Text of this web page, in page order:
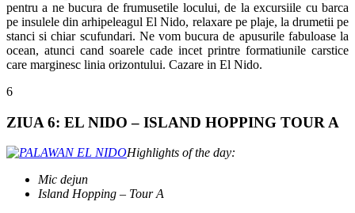
pentru a ne bucura de frumusetile locului, de la excursiile cu barca
pe insulele din arhipeleagul El Nido, relaxare pe plaje, la drumetii pe
stanci si chiar scufundari. Ne vom bucura de apusurile fabuloase la
ocean, atunci cand soarele cade incet printre formatiunile carstice
care marginesc linia orizontului. Cazare in El Nido.
6
ZIUA 6: EL NIDO – ISLAND HOPPING TOUR A
Highlights of the day:
Mic dejun
Island Hopping – Tour A